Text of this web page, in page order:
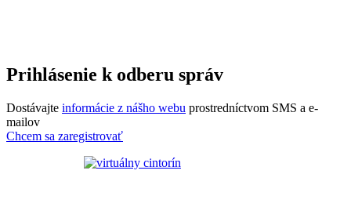
Prihlásenie k odberu správ
Dostávajte informácie z nášho webu prostredníctvom SMS a e-
mailov
Chcem sa zaregistrovať